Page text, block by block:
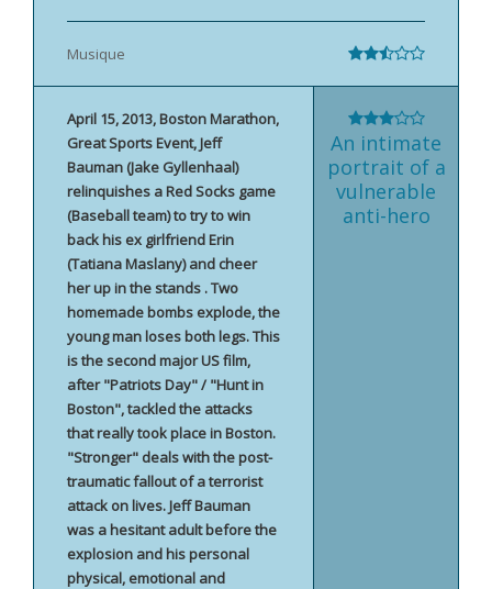
Musique
April 15, 2013, Boston Marathon,
Great Sports Event, Jeff
Bauman (Jake Gyllenhaal)
relinquishes a Red Socks game
(Baseball team) to try to win
back his ex girlfriend Erin
(Tatiana Maslany) and cheer
her up in the stands . Two
homemade bombs explode, the
young man loses both legs. This
is the second major US film,
after "Patriots Day" / "Hunt in
Boston", tackled the attacks
that really took place in Boston.
"Stronger" deals with the post-
traumatic fallout of a terrorist
attack on lives. Jeff Bauman
was a hesitant adult before the
explosion and his personal
physical, emotional and
An intimate
portrait of a
vulnerable
anti-hero